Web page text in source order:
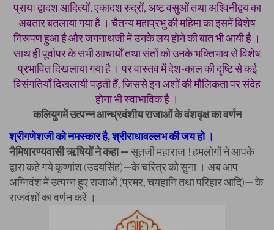
प्रायः द्वादश आदित्यों, एकादश रुद्रों, अष्ट वसुओं तथा अश्विनीद्वय का
अवतार बतलाया गया है । चैतन्य महाप्रभु की महिमा का इसमें विशेष
निरूपण हुआ है और जगनाथजी में उनके लय होने की बात भी आयी है ।
साथ ही पूर्वापर के सभी आचार्यों तथा संतों को उनके भक्तिभाव से विशेष
प्रभावित दिखलाया गया है । पर वास्तव में देश-काल की दृष्टि से कई
विसंगतियाँ दिखलायी पड़ती हैं, जिससे इन अशों की मौलिकता पर संदेह
होना भी स्वाभाविक है ।
कलियुगमें उत्पन्न आन्ध्रवंशीय राजाओं के वंशवृक्ष का वर्णन
श्रीगणेशजी को नमस्कार है, श्रीराधावल्लभ की जय हो ।
नैमिषारण्यवासी ऋषियों ने कहा —सूतजी महाराज ! हमलोगों ने आपके
द्वारा कहे गये कृष्णांश (उदयसिंह)—के चरित्र को सुना । अब आप
अग्निवंश में उत्पन्न हुए राजाओं (प्रमर, चयहानि तथा परिहार आदि)— के
राजवंशों का वर्णन करें ।